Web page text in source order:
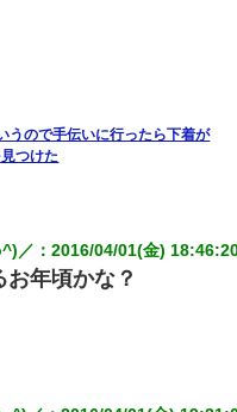
込んだｗｗｗｗｗ」俺
盛り上がってさぁ寝よう！
ょっと待ってて」→勢い
うので手伝いに行ったら下着が
つけた
／ ：2016/04/01(金)
年頃かな？